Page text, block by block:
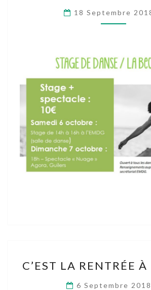
18 Septembre
LA
RENTRÉE
C’EST LA RENTRÉE À
6 Septembre 2018